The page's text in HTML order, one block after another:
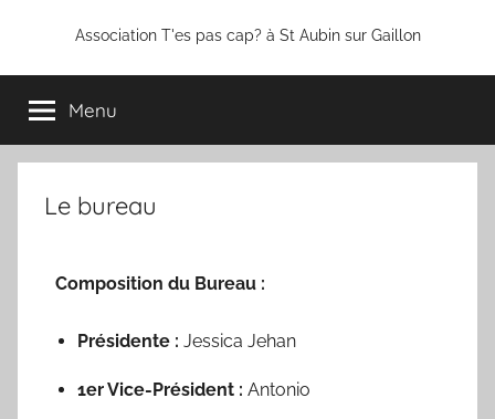
Association T'es pas cap? à St Aubin sur Gaillon
Menu
Le bureau
Composition du Bureau :
Présidente : Jessica Jehan
1er Vice-Président : Antonio